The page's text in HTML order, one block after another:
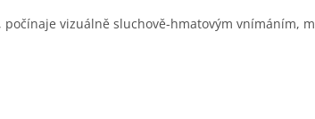
vizuálně sluchově-hmatovým vnímáním,